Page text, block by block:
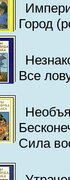
Город
Все
Сила